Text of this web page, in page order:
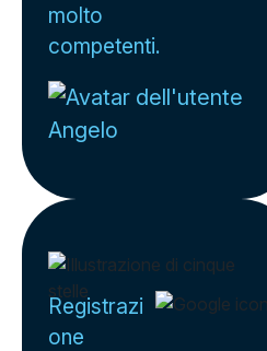
molto
competenti.
Angelo
Registrazi
one